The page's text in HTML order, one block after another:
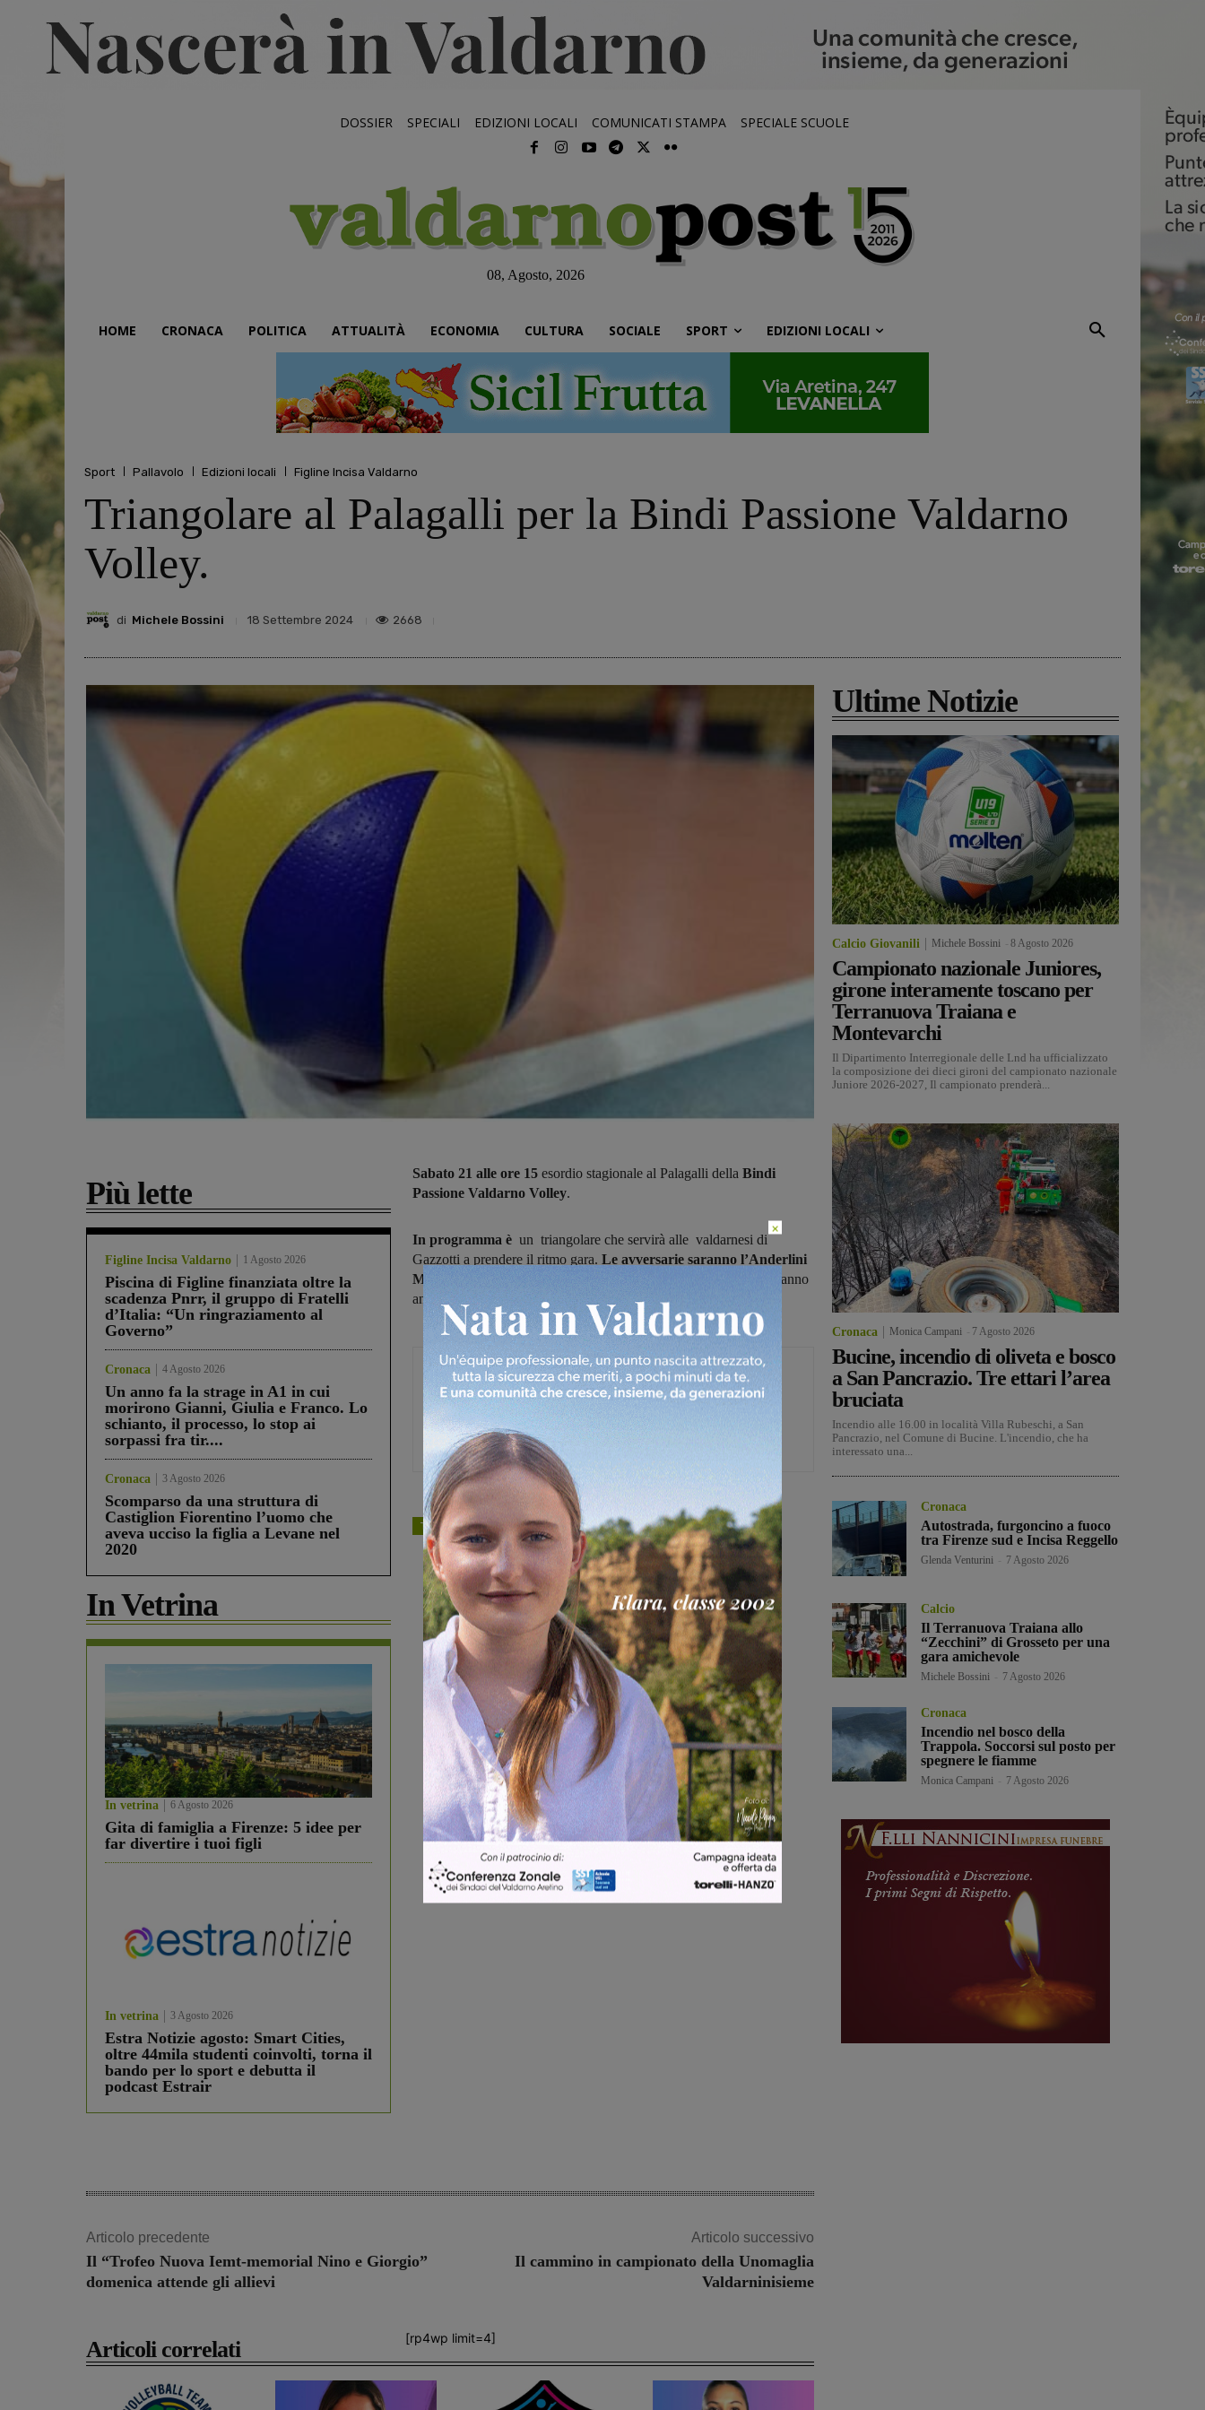
DOSSIER SPECIALI EDIZIONI LOCALI COMUNICATI STAMPA SPECIALE SCUOLE
08, Agosto, 2026
HOME CRONACA POLITICA ATTUALITÀ ECONOMIA CULTURA SOCIALE SPORT EDIZIONI LOCALI
Sport Pallavolo Edizioni locali Figline Incisa Valdarno
Triangolare al Palagalli per la Bindi Passione Valdarno
Volley.
di Michele Bossini 18 Settembre 2024 2668
Più lette
Figline Incisa Valdarno 1 Agosto 2026
Piscina di Figline finanziata oltre la
scadenza Pnrr, il gruppo di Fratelli
d’Italia: “Un ringraziamento al
Governo”
Cronaca 4 Agosto 2026
Un anno fa la strage in A1 in cui
morirono Gianni, Giulia e Franco. Lo
schianto, il processo, lo stop ai
sorpassi fra tir....
Cronaca 3 Agosto 2026
Scomparso da una struttura di
Castiglion Fiorentino l’uomo che
aveva ucciso la figlia a Levane nel
2020
In Vetrina
In vetrina 6 Agosto 2026
Gita di famiglia a Firenze: 5 idee per
far divertire i tuoi figli
In vetrina 3 Agosto 2026
Estra Notizie agosto: Smart Cities,
oltre 44mila studenti coinvolti, torna il
bando per lo sport e debutta il
podcast Estrair
Sabato 21 alle ore 15 esordio stagionale al Palagalli della Bindi
Passione Valdarno Volley.
In programma è un triangolare che servirà alle valdarnesi di
Gazzotti a prendere il ritmo gara. Le avversarie saranno l’Anderlini
Modena e la Vp Canniccia Pietrasanta,
compagini che ritroveranno
anche in campionato.
Michele Bossini
TAGS pallavolo
Share
Articolo precedente
Il “Trofeo Nuova Iemt-memorial Nino e Giorgio”
domenica attende gli allievi
Articolo successivo
Il cammino in campionato della Unomaglia
Valdarninisieme
[rp4wp limit=4]
Articoli correlati
Ultime Notizie
Calcio Giovanili Michele Bossini 8 Agosto 2026
Campionato nazionale Juniores,
girone interamente toscano per
Terranuova Traiana e
Montevarchi
Il Dipartimento Interregionale delle Lnd ha ufficializzato
la composizione dei dieci gironi del campionato nazionale
Juniore 2026-2027, Il campionato prenderà...
Cronaca Monica Campani 7 Agosto 2026
Bucine, incendio di oliveta e bosco
a San Pancrazio. Tre ettari l’area
bruciata
Incendio alle 16.00 in località Villa Rubeschi, a San
Pancrazio, nel Comune di Bucine. L'incendio, che ha
interessato una...
Cronaca
Autostrada, furgoncino a fuoco
tra Firenze sud e Incisa Reggello
Glenda Venturini 7 Agosto 2026
Calcio
Il Terranuova Traiana allo
“Zecchini” di Grosseto per una
gara amichevole
Michele Bossini 7 Agosto 2026
Cronaca
Incendio nel bosco della
Trappola. Soccorsi sul posto per
spegnere le fiamme
Monica Campani 7 Agosto 2026
×